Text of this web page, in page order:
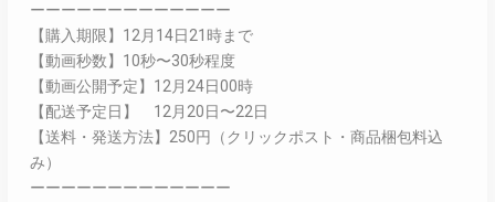
ーーーーーーーーーーーーー
【購入期限】12月14日21時まで
【動画秒数】10秒〜30秒程度
【動画公開予定】12月24日00時
【配送予定日】 12月20日〜22日
【送料・発送方法】250円（クリックポスト・商品梱包料込
み）
ーーーーーーーーーーーーー